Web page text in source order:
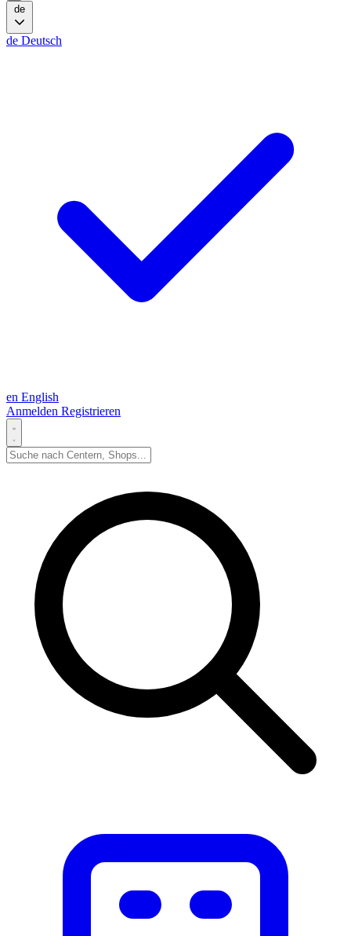
de
de Deutsch
en English
Anmelden Registrieren